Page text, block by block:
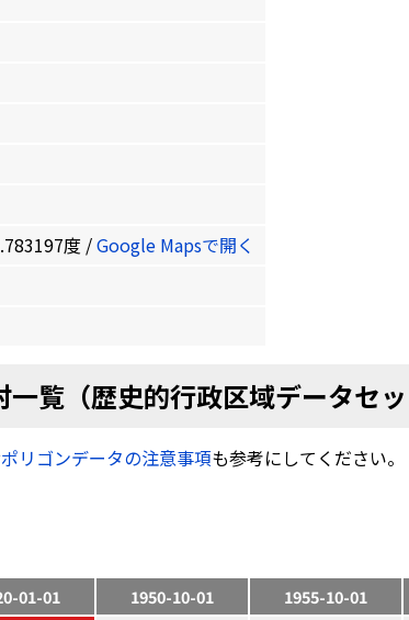
度 /Google Mapsで開く
覧（歴史的行政区域データセ
ポリゴンデータの注意事項も参考にしてください。
01-01 1950-10-01
1955-10-01